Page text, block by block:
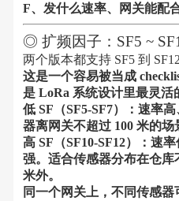
F、发什么速率、网关能配
◎ 扩频因子：SF5 ~
两个版本都支持 SF5 到
这是一个容易被当成
是 LoRa 系统设计里最灵活
低 SF（SF5-SF7）：速率
器离网关不超过 100 米的场
高 SF（SF10-SF12）：速
强。适合传感器分布在仓
米外。
同一个网关上，不同传感器